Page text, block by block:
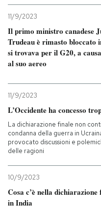
PODCAST
NEWSLETTER
I MIEI PREFERITI
SHOP
AREA PERSONALE
11/9/2023
Il primo ministro canadese
Trudeau è rimasto bloccato
si trovava per il G20, a
al suo aereo
11/9/2023
L’Occidente ha concesso
La dichiarazione finale non
condanna della guerra in
provocato discussioni e
delle ragioni
10/9/2023
Cosa c’è nella dichiarazione
in India